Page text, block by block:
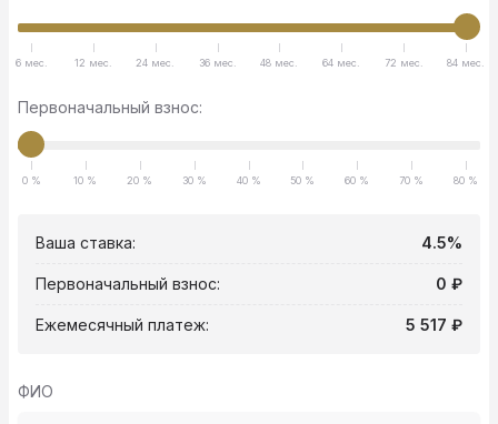
6 мес. 12 мес. 24 мес. 36 мес. 48 мес. 64 мес. 72 мес. 84 мес.
Первоначальный взнос:
0 % 10 % 20 % 30 % 40 % 50 % 60 % 70 % 80 %
Ваша ставка: 4.5%
Первоначальный взнос: 0 ₽
Ежемесячный платеж: 5 517 ₽
ФИО